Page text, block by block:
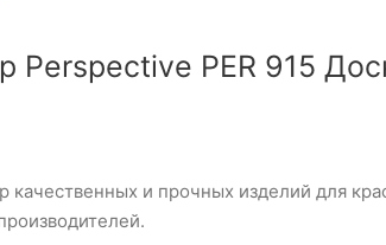
Perspective PER 915
и прочных изделий для